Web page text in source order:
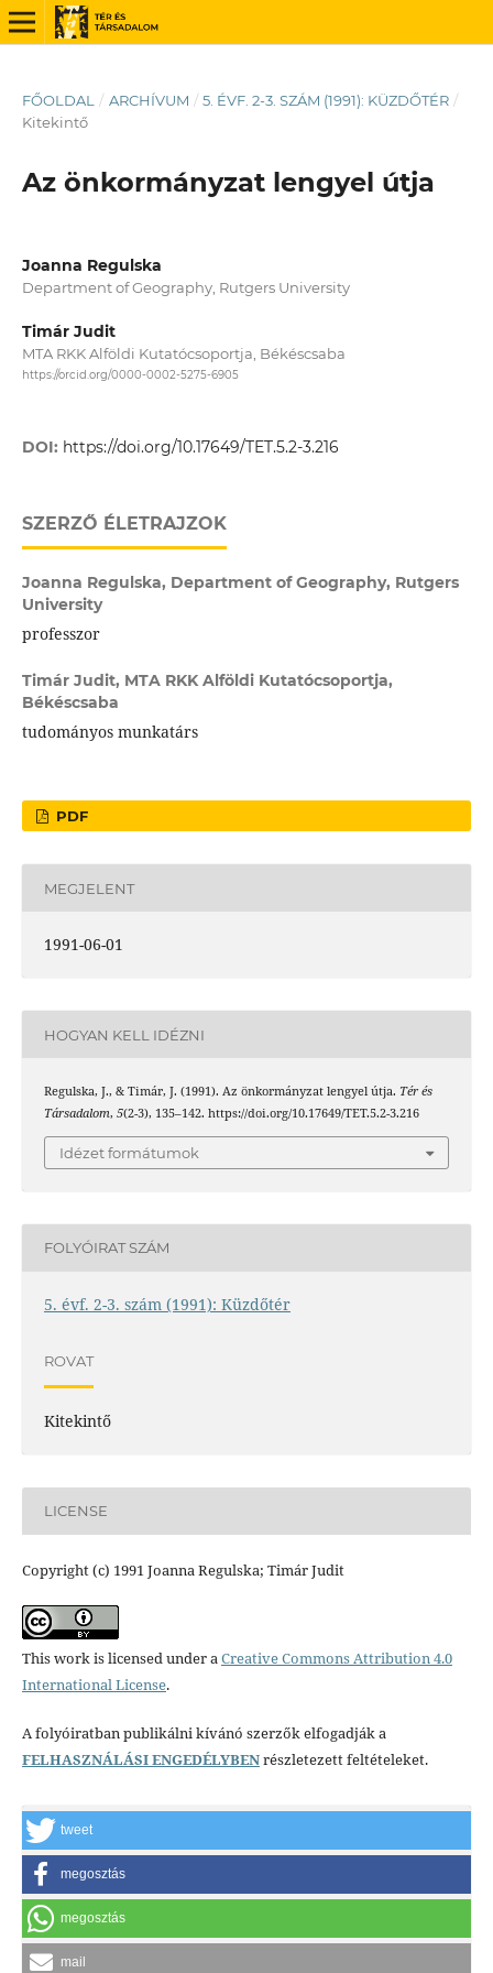
FŐOLDAL / ARCHÍVUM / 5. ÉVF. 2-3. SZÁM (1991): KÜZDŐTÉR /
Kitekintő
Az önkormányzat lengyel útja
Joanna Regulska
Department of Geography, Rutgers University
Timár Judit
MTA RKK Alföldi Kutatócsoportja, Békéscsaba
https://orcid.org/0000-0002-5275-6905
DOI: https://doi.org/10.17649/TET.5.2-3.216
SZERZŐ ÉLETRAJZOK
Joanna Regulska, Department of Geography, Rutgers
University
professzor
Timár Judit, MTA RKK Alföldi Kutatócsoportja,
Békéscsaba
tudományos munkatárs
PDF
MEGJELENT
1991-06-01
HOGYAN KELL IDÉZNI
Regulska, J., & Timár, J. (1991). Az önkormányzat lengyel útja. Tér és
Társadalom, 5(2-3), 135–142. https://doi.org/10.17649/TET.5.2-3.216
Idézet formátumok
FOLYÓIRAT SZÁM
5. évf. 2-3. szám (1991): Küzdőtér
ROVAT
Kitekintő
LICENSE
Copyright (c) 1991 Joanna Regulska; Timár Judit
This work is licensed under aCreative Commons Attribution 4.0
International License.
A folyóiratban publikálni kívánó szerzők elfogadják a
FELHASZNÁLÁSI ENGEDÉLYBENrészletezett feltételeket.
tweet
megosztás
megosztás
mail